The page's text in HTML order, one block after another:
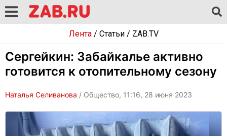
Лента/ Статьи/ ZAB.TV
Сергейкин: Забайкалье активно
готовится к отопительному сезону
Наталья Селиванова / Общество, 11:16, 28 июня 2023